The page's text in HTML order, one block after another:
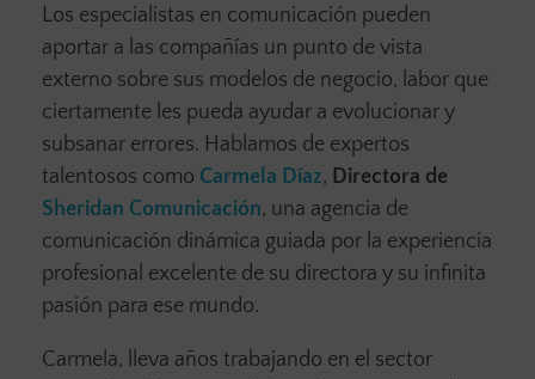
Los especialistas en comunicación pueden
aportar a las compañías un punto de vista
externo sobre sus modelos de negocio, labor que
ciertamente les pueda ayudar a evolucionar y
subsanar errores. Hablamos de expertos
talentosos como Carmela Díaz, Directora de
Sheridan Comunicación, una agencia de
comunicación dinámica guiada por la experiencia
profesional excelente de su directora y su infinita
pasión para ese mundo.
Carmela, lleva años trabajando en el sector